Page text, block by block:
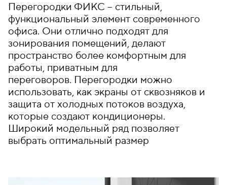
Перегородки ФИКС – стильный,
функциональный элемент современного
офиса. Они отлично подходят для
зонирования помещений, делают
пространство более комфортным для
работы, приватным для
переговоров. Перегородки можно
использовать, как экраны от сквозняков и
защита от холодных потоков воздуха,
которые создают кондиционеры.
Широкий модельный ряд позволяет
выбрать оптимальный размер